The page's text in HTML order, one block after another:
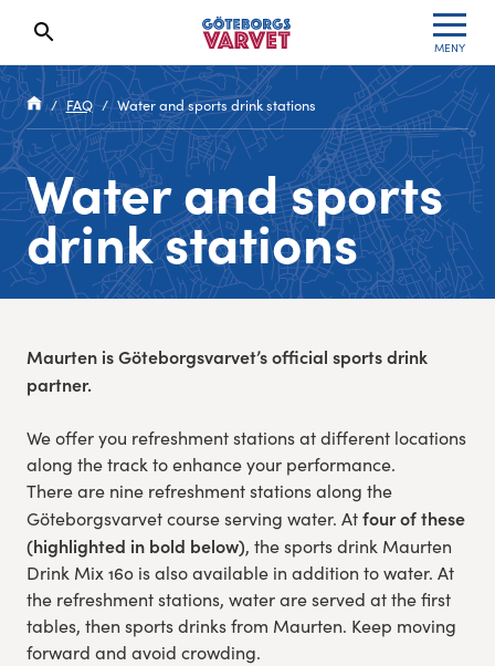
MENY
Sökresultaten dyker upp här
FAQ Water and sports drink stations
Water and sports
drink stations
Maurten is Göteborgsvarvet’s official sports drink
partner.
We offer you refreshment stations at different locations
along the track to enhance your performance.
There are nine refreshment stations along the
Göteborgsvarvet course serving water. Atfour of these
(highlighted in bold below), the sports drink Maurten
Drink Mix 160 is also available in addition to water. At
the refreshment stations, water are served at the first
tables, then sports drinks from Maurten. Keep moving
forward and avoid crowding.
Kölista
Deltagarinformation
Seedningsregler
Bana
Löparinspiration och träning
Göteborgsvarvet familjeområde
Res, bo, upplev
Hållbarhet
Göteborgsvarvets historia
Specialvarvet
Stafettvarvet
Cityvarvet
Minivarvet
Varvetmilen
Huvudpartners
Evenemangs- & mediepartners
Leverantörer
Partners Varvetveckan
Resultat 2026
Resultatarkiv
Anmälan